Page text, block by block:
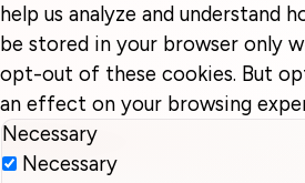
help us analyze and understand
be stored in your browser only
opt-out of these cookies. But
an effect on your browsing
Necessary
Necessary